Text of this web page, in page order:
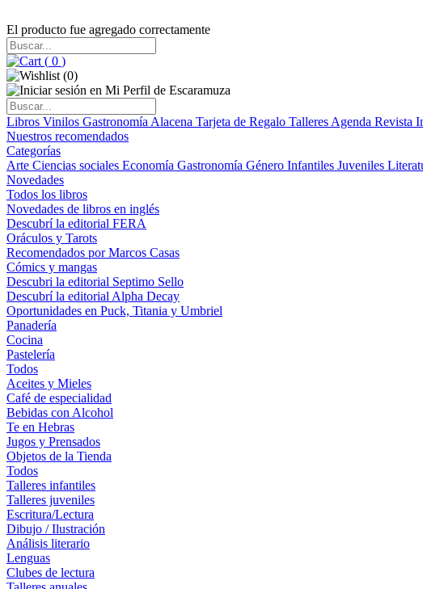
El producto fue agregado correctamente
( 0 )
(0)
Libros Vinilos Gastronomía Alacena Tarjeta de Regalo Talleres Agenda Revista
Nuestros recomendados
Categorías
Arte Ciencias sociales Economía Gastronomía Género Infantiles Juveniles
Novedades
Todos los libros
Novedades de libros en inglés
Descubrí la editorial FERA
Oráculos y Tarots
Recomendados por Marcos Casas
Cómics y mangas
Descubri la editorial Septimo Sello
Descubrí la editorial Alpha Decay
Oportunidades en Puck, Titania y Umbriel
Panadería
Cocina
Pastelería
Todos
Aceites y Mieles
Café de especialidad
Bebidas con Alcohol
Te en Hebras
Jugos y Prensados
Objetos de la Tienda
Todos
Talleres infantiles
Talleres juveniles
Escritura/Lectura
Dibujo / Ilustración
Análisis literario
Lenguas
Clubes de lectura